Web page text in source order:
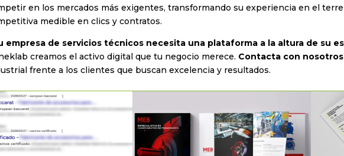
en los mercados más exigentes, transformando su experiencia en el
medible en clics y contratos.
empresa de servicios técnicos necesita una plataforma a la altura de su
creamos el activo digital que tu negocio merece. Contacta con nosotros
frente a los clientes que buscan excelencia y resultados.